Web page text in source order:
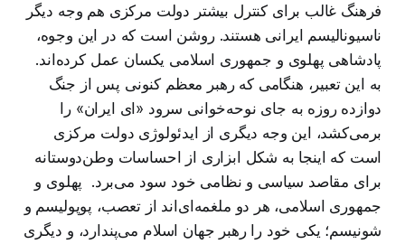
فرهنگ غالب برای کنترل بیشتر دولت مرکزی هم وجه دیگر
ناسیونالیسم ایرانی هستند. روشن است که در این وجوه،
پادشاهی پهلوی و جمهوری اسلامی یکسان عمل کرده‌اند.
به این تعبیر، هنگامی که رهبر معظم کنونی پس از جنگ
دوازده روزه به جای نوحه‌خوانی سرود «ای ایران» را
برمی‌کشد، این وجه دیگری از ایدئولوژی دولت مرکزی
است که اینجا به شکل ابزاری از احساسات وطن‌دوستانه
برای مقاصد سیاسی و نظامی خود سود می‌برد. پهلوی و
جمهوری اسلامی، هر دو ملغمه‌ای‌اند از تعصب، پوپولیسم و
شونیسم؛ یکی خود را رهبر جهان اسلام می‌پندارد، و دیگری